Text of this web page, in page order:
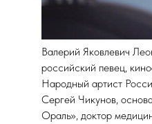
Валерий Яковлевич
российский певец,
Народный артист
Сергей Чикунов,
Ораль», доктор